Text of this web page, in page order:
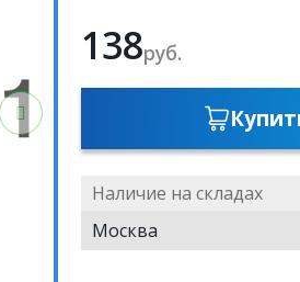
138руб.
Наличие на складах
Москва